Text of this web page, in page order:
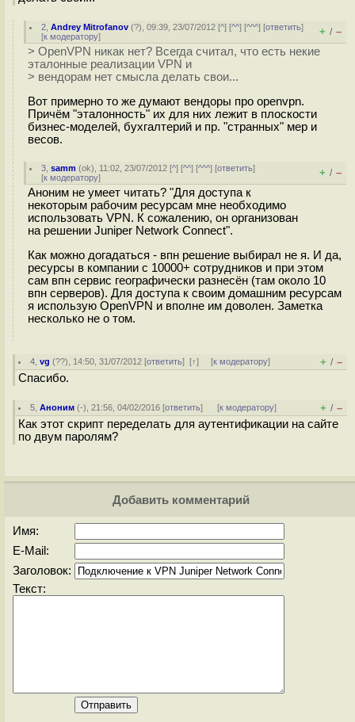
2 ,Andrey Mitrofanov (?), 09:39, 23/07/2012 [^] [^^] [^^^] [ответить]
[к модератору] + / –
> OpenVPN никак нет? Всегда считал, что есть некие
эталонные реализации VPN и
> вендорам нет смысла делать свои...
Вот примерно то же думают вендоры про openvpn.
Причём "эталонность" их для них лежит в плоскости
бизнес-моделей, бухгалтерий и пр. "странных" мер и
весов.
3 ,samm (ok), 11:02, 23/07/2012 [^] [^^] [^^^] [ответить]
[к модератору] + / –
Аноним не умеет читать? "Для доступа к
некоторым рабочим ресурсам мне необходимо
использовать VPN. К сожалению, он организован
на решении Juniper Network Connect".
Как можно догадаться - впн решение выбирал не я. И да,
ресурсы в компании с 10000+ сотрудников и при этом
сам впн сервис географически разнесён (там около 10
впн серверов). Для доступа к своим домашним ресурсам
я использую OpenVPN и вполне им доволен. Заметка
несколько не о том.
4 ,vg (??), 14:50, 31/07/2012 [ответить][↑] [к модератору] + / –
Спасибо.
5 ,Аноним (-), 21:56, 04/02/2016 [ответить] [к модератору] + / –
Как этот скрипт переделать для аутентификации на сайте
по двум паролям?
Добавить комментарий
Имя:
E-Mail:
Заголовок:
Текст: